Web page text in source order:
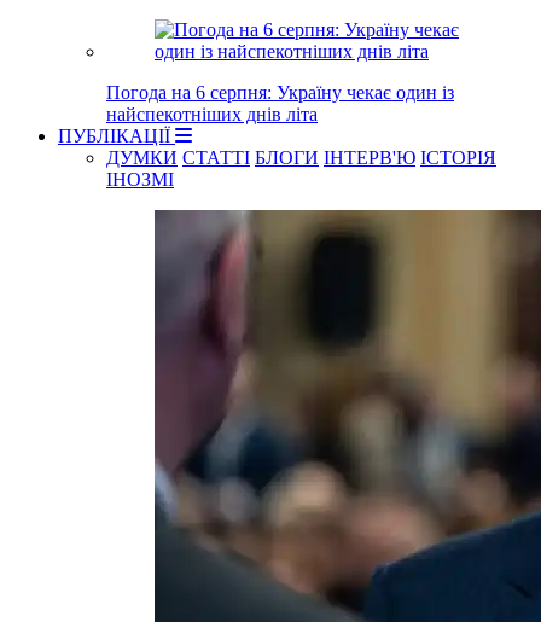
Погода на 6 серпня: Україну чекає один із
найспекотніших днів літа
ПУБЛІКАЦІЇ
ДУМКИ СТАТТІ БЛОГИ ІНТЕРВ'Ю ІСТОРІЯ
ІНОЗМІ